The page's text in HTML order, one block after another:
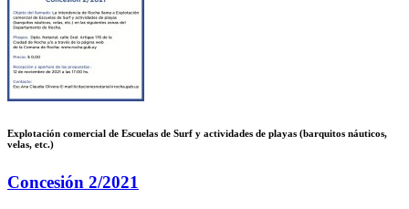
Explotación comercial de Escuelas de Surf y actividades de playas (barquitos náuticos,
velas, etc.)
Concesión 2/2021